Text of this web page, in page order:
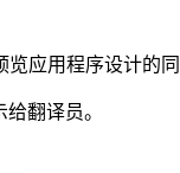
应用程序设计的
翻译员。